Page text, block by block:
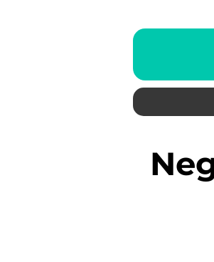
Negle herlev sådan finder du